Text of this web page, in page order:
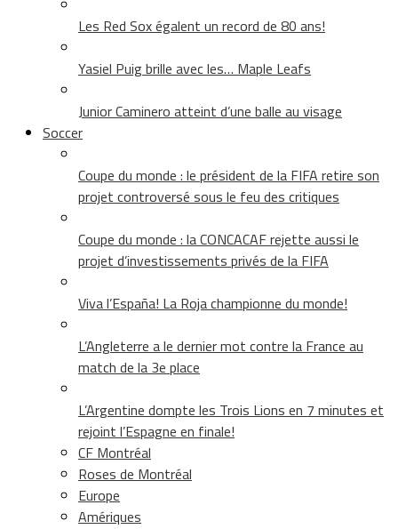
Les Red Sox égalent un record de 80 ans!
Yasiel Puig brille avec les… Maple Leafs
Junior Caminero atteint d’une balle au visage
Soccer
Coupe du monde : le président de la FIFA retire son
projet controversé sous le feu des critiques
Coupe du monde : la CONCACAF rejette aussi le
projet d’investissements privés de la FIFA
Viva l’España! La Roja championne du monde!
L’Angleterre a le dernier mot contre la France au
match de la 3e place
L’Argentine dompte les Trois Lions en 7 minutes et
rejoint l’Espagne en finale!
CF Montréal
Roses de Montréal
Europe
Amériques